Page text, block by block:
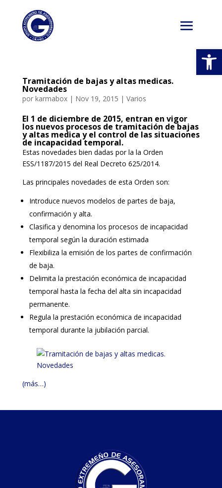
Tramitación de bajas y altas medicas.
Novedades
por karmabox| Nov 19, 2015 | Varios
El 1 de diciembre de 2015, entran en vigor
los nuevos procesos de tramitación de bajas
y altas medica y el control de las situaciones
de incapacidad temporal.
Estas novedades bien dadas por la la Orden
ESS/1187/2015 del Real Decreto 625/2014.
Las principales novedades de esta Orden son:
Introduce nuevos modelos de partes de baja,
confirmación y alta.
Clasifica y denomina los procesos de incapacidad
temporal según la duración estimada
Flexibiliza la emisión de los partes de confirmación
de baja.
Delimita la prestación económica de incapacidad
temporal hasta la fecha del alta sin incapacidad
permanente.
Regula la prestación económica de incapacidad
temporal durante la jubilación parcial.
(más…)